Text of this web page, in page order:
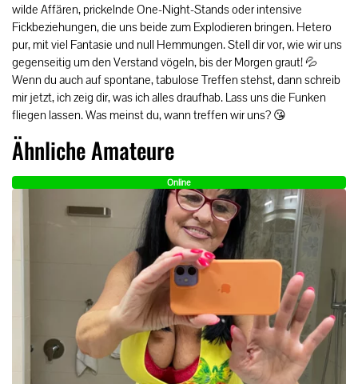
wilde Affären, prickelnde One-Night-Stands oder intensive
Fickbeziehungen, die uns beide zum Explodieren bringen. Hetero
pur, mit viel Fantasie und null Hemmungen. Stell dir vor, wie wir uns
gegenseitig um den Verstand vögeln, bis der Morgen graut! 💦
Wenn du auch auf spontane, tabulose Treffen stehst, dann schreib
mir jetzt, ich zeig dir, was ich alles draufhab. Lass uns die Funken
fliegen lassen. Was meinst du, wann treffen wir uns? 😘
Ähnliche Amateure
Online